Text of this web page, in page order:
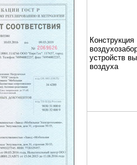
предприятие
Конструкция
устройств
воздуха